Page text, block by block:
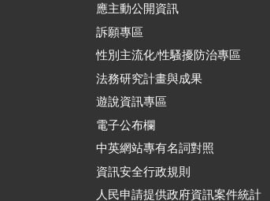
應主動公開資訊
訴願專區
性別主流化/性騷擾防治專區
法務研究計畫與成果
遊說資訊專區
電子公布欄
中英網站專有名詞對照
資訊安全行政規則
人民申請提供政府資訊案件統計